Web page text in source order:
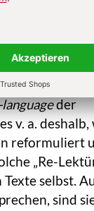
Ineinander
Verstehen
dürfen.
prophetischen
der
v. a. deshalb,
reformuliert
„Re-
selbst.
sind